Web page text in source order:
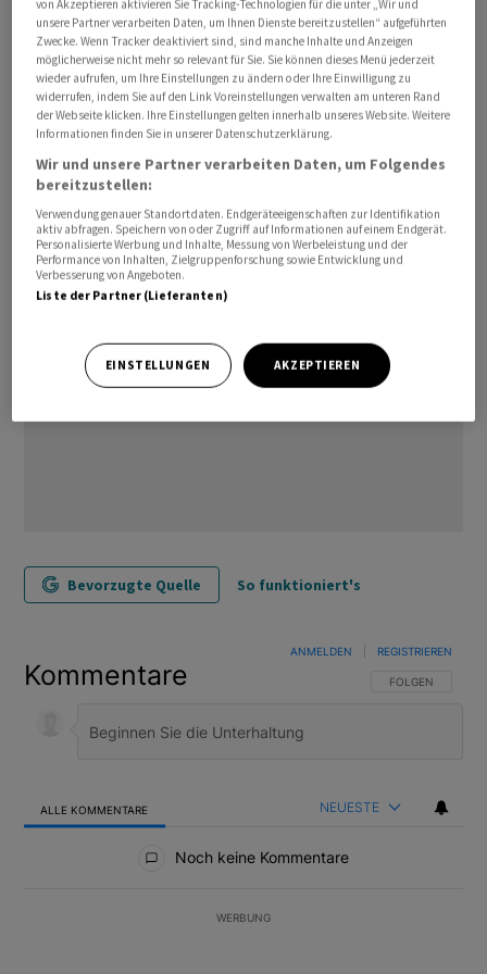
der grösste Anteilseigner bei dem MDax -Konzern.
Auch die übrigen Vorschläge des Unternehmens gingen
bei den Aktionären glatt durch: Sie stimmten allen
Punkten zu, einschliesslich der Dividende von 1 Euro
pro Aktie./ceb/DP/jha
(AWP)
Bevorzugte Quelle So funktioniert's
Kommentare FOLGE DIESER
FOLGEN
ANMELDEN REGISTRIEREN
ALLE KOMMENTARE NEUESTE
Noch keine Kommentare
WERBUNG
von Akzeptieren aktivieren Sie Tracking-Technologien für die unter „Wir und
unsere Partner verarbeiten Daten, um Ihnen Dienste bereitzustellen“ aufgeführten
Zwecke. Wenn Tracker deaktiviert sind, sind manche Inhalte und Anzeigen
möglicherweise nicht mehr so relevant für Sie. Sie können dieses Menü jederzeit
wieder aufrufen, um Ihre Einstellungen zu ändern oder Ihre Einwilligung zu
widerrufen, indem Sie auf den Link Voreinstellungen verwalten am unteren Rand
der Webseite klicken. Ihre Einstellungen gelten innerhalb unseres Website. Weitere
Informationen finden Sie in unserer Datenschutzerklärung.
Wir und unsere Partner verarbeiten Daten, um Folgendes
bereitzustellen:
Verwendung genauer Standortdaten. Endgeräteeigenschaften zur Identifikation
aktiv abfragen. Speichern von oder Zugriff auf Informationen auf einem Endgerät.
Personalisierte Werbung und Inhalte, Messung von Werbeleistung und der
Performance von Inhalten, Zielgruppenforschung sowie Entwicklung und
Verbesserung von Angeboten.
Liste der Partner (Lieferanten)
EINSTELLUNGEN AKZEPTIEREN